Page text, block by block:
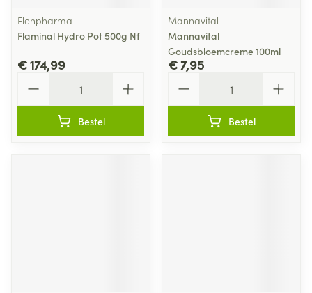
Flenpharma
Flaminal Hydro Pot 500g Nf
€ 174,99
Bestel
Mannavital
Mannavital
Goudsbloemcreme 100ml
€ 7,95
Bestel